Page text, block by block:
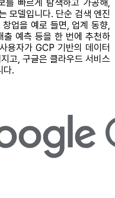
빠르게 탐색하고 가공해,
모델입니다. 단순 검색 엔진
업을 예로 들면, 업계 동향,
예측 등을 한 번에 추천하
용자가 GCP 기반의 데이터
고, 구글은 클라우드 서비스
다.